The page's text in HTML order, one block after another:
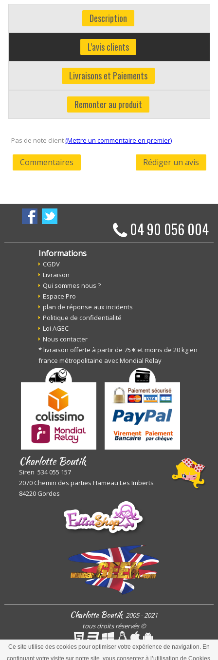
Ce site utilise des cookies pour optimiser votre expérience de navigation. En
continuant votre visite sur notre site, vous consentez à l’utilisation de Cookies.
Description
L'avis clients
Livraisons et Paiements
Remonter au produit
Pas de note client(Mettre un commentaire en premier)
Commentaires Rédiger un avis
04 90 056 004
Informations
CGDV
Livraison
Qui sommes nous ?
Espace Pro
plan de réponse aux incidents
Politique de confidentialité
Loi AGEC
Nous contacter
* livraison offerte à partir de 75 € et moins de 20 kg en
france métropolitaine avec Mondial Relay
Charlotte Boutik
Siren 534 055 157
2070 Chemin des parties Hameau Les Imberts
84220 Gordes
Charlotte Boutik 2005 - 2021
tous droits réservés©